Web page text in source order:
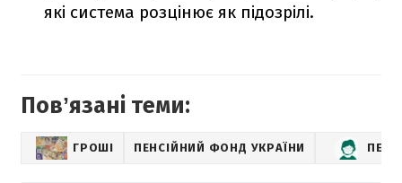
які система розцінює як підозрілі.
Повʼязані теми:
ГРОШІ ПЕНСІЙНИЙ ФОНД УКРАЇНИ